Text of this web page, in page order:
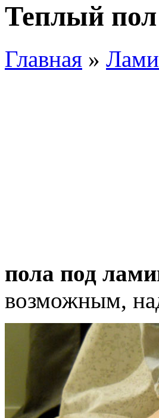
Теплый
Главная »
пола под
возможным,